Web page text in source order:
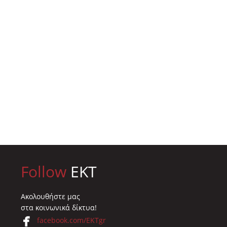
Follow EKT
Ακολουθήστε μας
στα κοινωνικά δίκτυα!
facebook.com/EKTgr